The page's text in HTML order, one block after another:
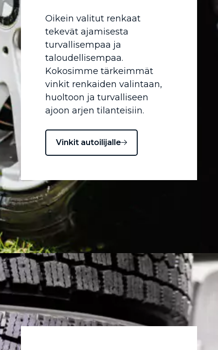
Oikein valitut renkaat
tekevät ajamisesta
turvallisempaa ja
taloudellisempaa.
Kokosimme tärkeimmät
vinkit renkaiden valintaan,
huoltoon ja turvalliseen
ajoon arjen tilanteisiin.
Vinkit autoilijalle